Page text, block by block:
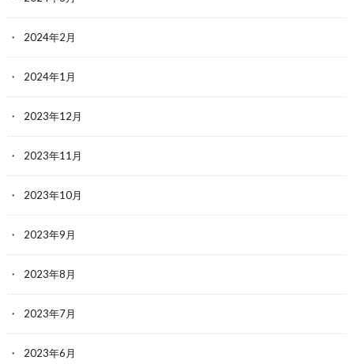
2024年2月
2024年1月
2023年12月
2023年11月
2023年10月
2023年9月
2023年8月
2023年7月
2023年6月